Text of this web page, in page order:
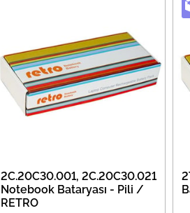
2C.20C30.001, 2C.20C30.021
Notebook Bataryası - Pili /
RETRO